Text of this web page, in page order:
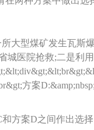
大型煤矿发生瓦斯
城医院抢救;二是利
方案
方案D之间作出选